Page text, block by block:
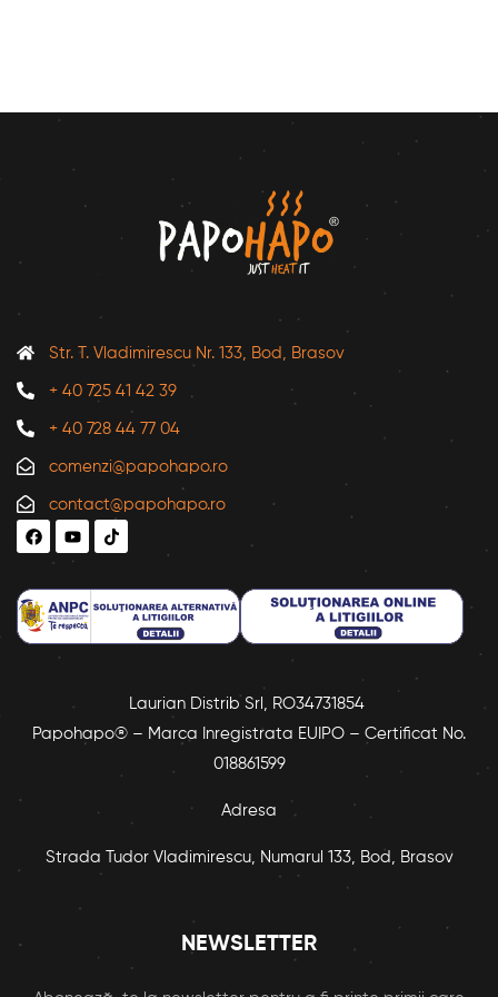
Str. T. Vladimirescu Nr. 133, Bod, Brasov
+ 40 725 41 42 39
+ 40 728 44 77 04
comenzi@papohapo.ro
contact@papohapo.ro
Laurian Distrib Srl, RO34731854
Papohapo® – Marca Inregistrata EUIPO – Certificat No.
018861599
Adresa
Strada Tudor Vladimirescu, Numarul 133, Bod, Brasov
NEWSLETTER